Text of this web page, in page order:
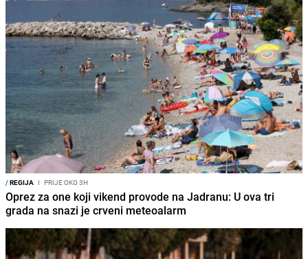
/REGIJA I PRIJE OKO 3H
Oprez za one koji vikend provode na Jadranu: U ova tri
grada na snazi je crveni meteoalarm